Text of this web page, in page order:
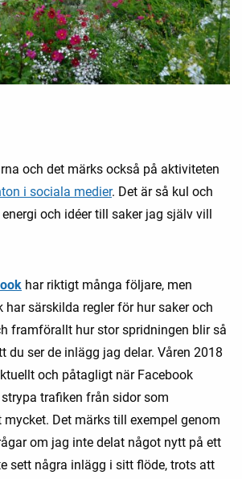
och det märks också på aktiviteten
i sociala medier. Det är så kul och
och idéer till saker jag själv vill
har riktigt många följare, men
har särskilda regler för hur saker och
framförallt hur stor spridningen blir så
du ser de inlägg jag delar. Våren 2018
och påtagligt när Facebook
trafiken från sidor som
Det märks till exempel genom
om jag inte delat något nytt på ett
sett några inlägg i sitt flöde, trots att